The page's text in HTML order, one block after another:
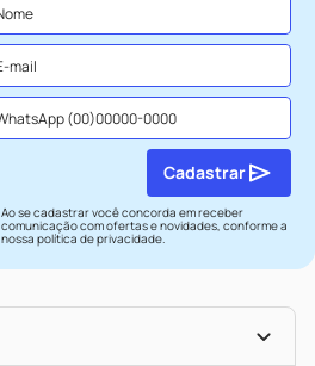
Ao se cadastrar você concorda em receber
comunicação com ofertas e novidades, conforme a
nossapolítica de privacidade.
Cadastrar